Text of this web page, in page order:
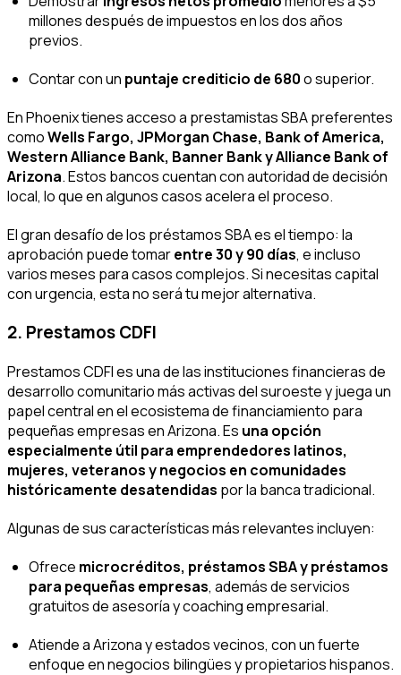
millones después de impuestos en los dos años
previos.
Contar con un puntaje crediticio de 680o superior.
En Phoenix tienes acceso a prestamistas SBA preferentes
comoWells Fargo, JPMorgan Chase, Bank of America,
Western Alliance Bank, Banner Bank y Alliance Bank of
Arizona. Estos bancos cuentan con autoridad de decisión
local, lo que en algunos casos acelera el proceso.
El gran desafío de los préstamos SBA es el tiempo: la
aprobación puede tomarentre 30 y 90 días, e incluso
varios meses para casos complejos. Si necesitas capital
con urgencia, esta no será tu mejor alternativa.
2. Prestamos CDFI
Prestamos CDFI es una de las instituciones financieras de
desarrollo comunitario más activas del suroeste y juega un
papel central en el ecosistema de financiamiento para
pequeñas empresas en Arizona. Es una opción
especialmente útil para emprendedores latinos,
mujeres, veteranos y negocios en comunidades
históricamente desatendidas por la banca tradicional.
Algunas de sus características más relevantes incluyen:
Ofrece microcréditos, préstamos SBA y préstamos
para pequeñas empresas, además de servicios
gratuitos de asesoría ycoachingempresarial.
Atiende a Arizona y estados vecinos, con un fuerte
enfoque en negocios bilingües y propietarios hispanos.